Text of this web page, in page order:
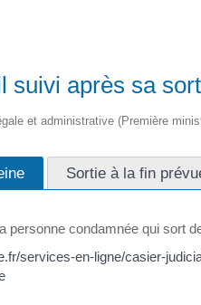
suivi après sa
et administrative (Première
Sortie à la fin
condamnée qui sort
services-en-ligne/casier-